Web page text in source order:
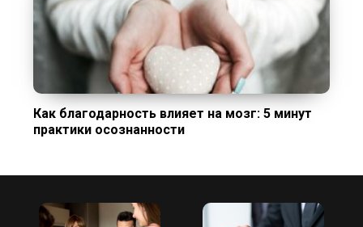
Как благодарность влияет на мозг: 5 минут
практики осознанности